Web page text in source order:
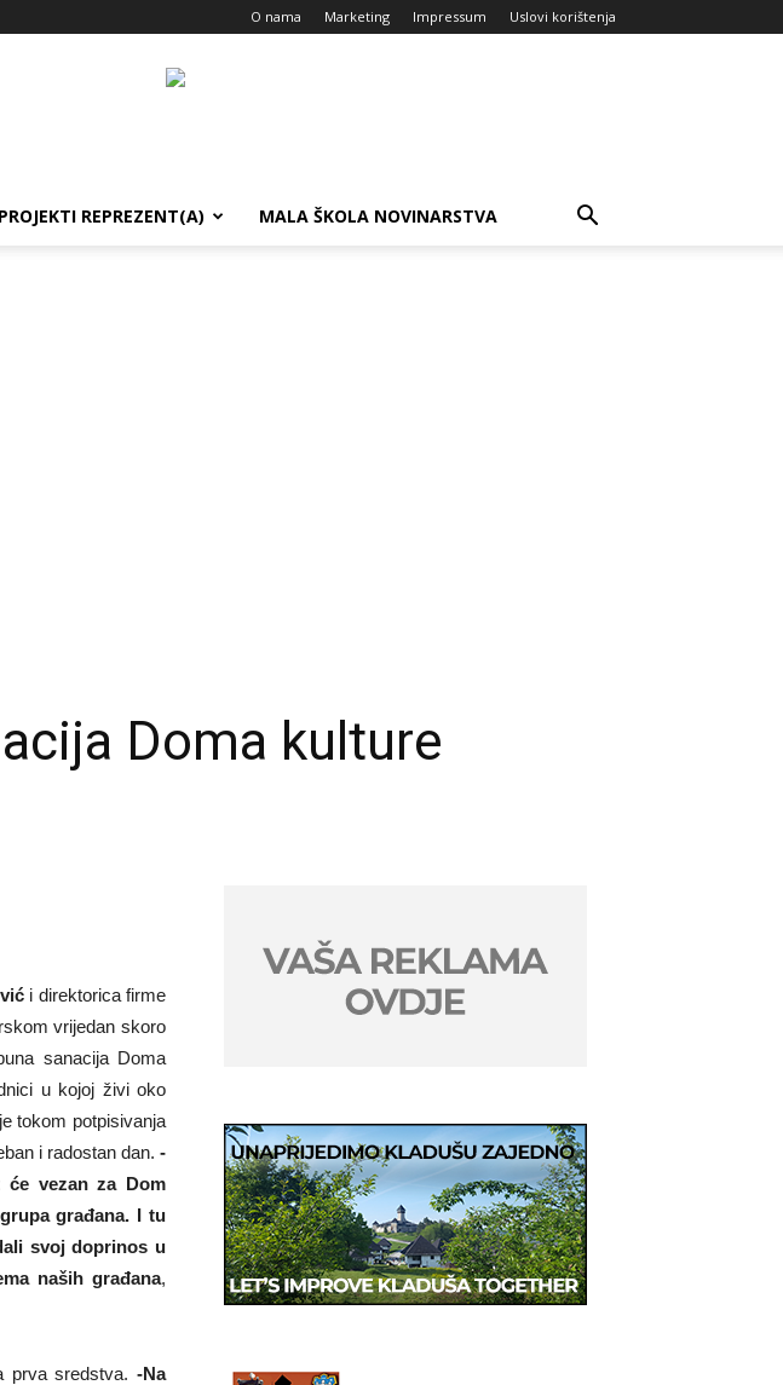
O nama Marketing Impressum Uslovi korištenja
PROJEKTI REPREZENT(A) MALA ŠKOLA NOVINARSTVA
Doma kulture
i direktorica firme
vrijedan skoro
sanacija Doma
u kojoj živi oko
tokom potpisivanja
i radostan dan.-
vezan za Dom
građana. I tu
svoj doprinos u
naših građana,
prva sredstva. -Na